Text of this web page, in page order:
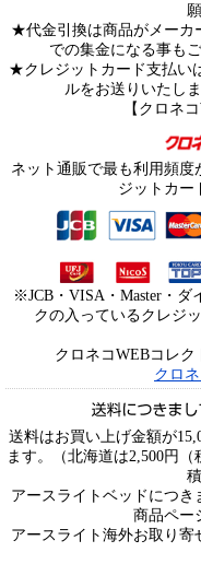
★代金引換は商品がメーカ
での集金になる事も
★クレジットカード支払い
ルをお送りいたし
【クロネ
ネット通販で最も利用頻
ジットカー
※JCB・VISA・Master・ダ
クの入っているクレジ
クロネコWEBコレク
クロ
送料はお買い上げ金額が
ます。（北海道は2,500円
アースライトベッドにつ
商品ペー
アースライト海外お取り